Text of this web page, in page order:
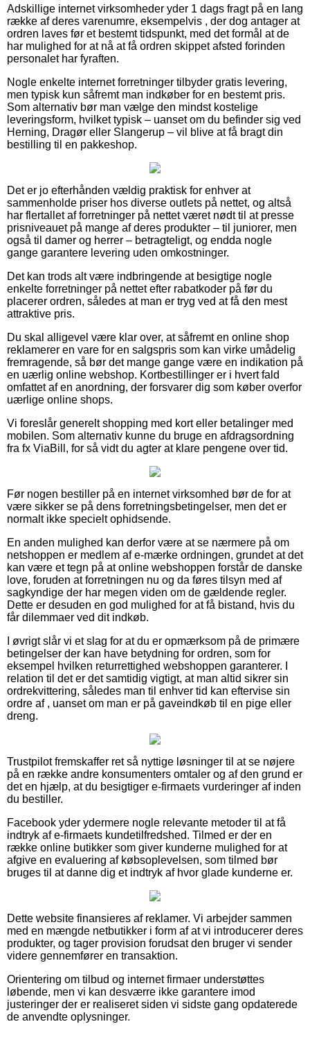
Adskillige internet virksomheder yder 1 dags fragt på en lang
række af deres varenumre, eksempelvis , der dog antager at
ordren laves før et bestemt tidspunkt, med det formål at de
har mulighed for at nå at få ordren skippet afsted forinden
personalet har fyraften.
Nogle enkelte internet forretninger tilbyder gratis levering,
men typisk kun såfremt man indkøber for en bestemt pris.
Som alternativ bør man vælge den mindst kostelige
leveringsform, hvilket typisk – uanset om du befinder sig ved
Herning, Dragør eller Slangerup – vil blive at få bragt din
bestilling til en pakkeshop.
Det er jo efterhånden vældig praktisk for enhver at
sammenholde priser hos diverse outlets på nettet, og altså
har flertallet af forretninger på nettet været nødt til at presse
prisniveauet på mange af deres produkter – til juniorer, men
også til damer og herrer – betragteligt, og endda nogle
gange garantere levering uden omkostninger.
Det kan trods alt være indbringende at besigtige nogle
enkelte forretninger på nettet efter rabatkoder på før du
placerer ordren, således at man er tryg ved at få den mest
attraktive pris.
Du skal alligevel være klar over, at såfremt en online shop
reklamerer en vare for en salgspris som kan virke umådelig
fremragende, så bør det mange gange være en indikation på
en uærlig online webshop. Kortbestillinger er i hvert fald
omfattet af en anordning, der forsvarer dig som køber overfor
uærlige online shops.
Vi foreslår generelt shopping med kort eller betalinger med
mobilen. Som alternativ kunne du bruge en afdragsordning
fra fx ViaBill, for så vidt du agter at klare pengene over tid.
Før nogen bestiller på en internet virksomhed bør de for at
være sikker se på dens forretningsbetingelser, men det er
normalt ikke specielt ophidsende.
En anden mulighed kan derfor være at se nærmere på om
netshoppen er medlem af e-mærke ordningen, grundet at det
kan være et tegn på at online webshoppen forstår de danske
love, foruden at forretningen nu og da føres tilsyn med af
sagkyndige der har megen viden om de gældende regler.
Dette er desuden en god mulighed for at få bistand, hvis du
får dilemmaer ved dit indkøb.
I øvrigt slår vi et slag for at du er opmærksom på de primære
betingelser der kan have betydning for ordren, som for
eksempel hvilken returrettighed webshoppen garanterer. I
relation til det er det samtidig vigtigt, at man altid sikrer sin
ordrekvittering, således man til enhver tid kan eftervise sin
ordre af , uanset om man er på gaveindkøb til en pige eller
dreng.
Trustpilot fremskaffer ret så nyttige løsninger til at se nøjere
på en række andre konsumenters omtaler og af den grund er
det en hjælp, at du besigtiger e-firmaets vurderinger af inden
du bestiller.
Facebook yder ydermere nogle relevante metoder til at få
indtryk af e-firmaets kundetilfredshed. Tilmed er der en
række online butikker som giver kunderne mulighed for at
afgive en evaluering af købsoplevelsen, som tilmed bør
bruges til at danne dig et indtryk af hvor glade kunderne er.
Dette website finansieres af reklamer. Vi arbejder sammen
med en mængde netbutikker i form af at vi introducerer deres
produkter, og tager provision forudsat den bruger vi sender
videre gennemfører en transaktion.
Orientering om tilbud og internet firmaer understøttes
løbende, men vi kan desværre ikke garantere imod
justeringer der er realiseret siden vi sidste gang opdaterede
de anvendte oplysninger.